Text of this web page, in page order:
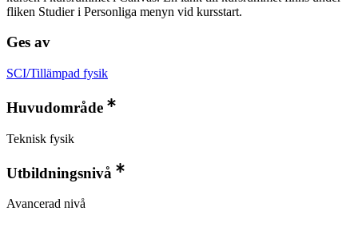
fliken Studier i Personliga menyn vid kursstart.
Ges av
SCI/Tillämpad fysik
Huvudområde
Teknisk fysik
Utbildningsnivå
Avancerad nivå